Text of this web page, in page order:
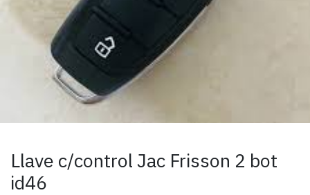
Llave c/control Jac Frisson 2 bot
id46